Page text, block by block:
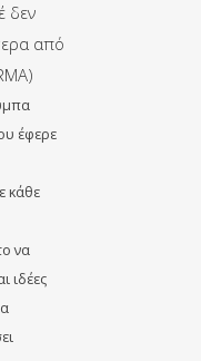
δεν
από
έφερε
κάθε
να
ιδέες